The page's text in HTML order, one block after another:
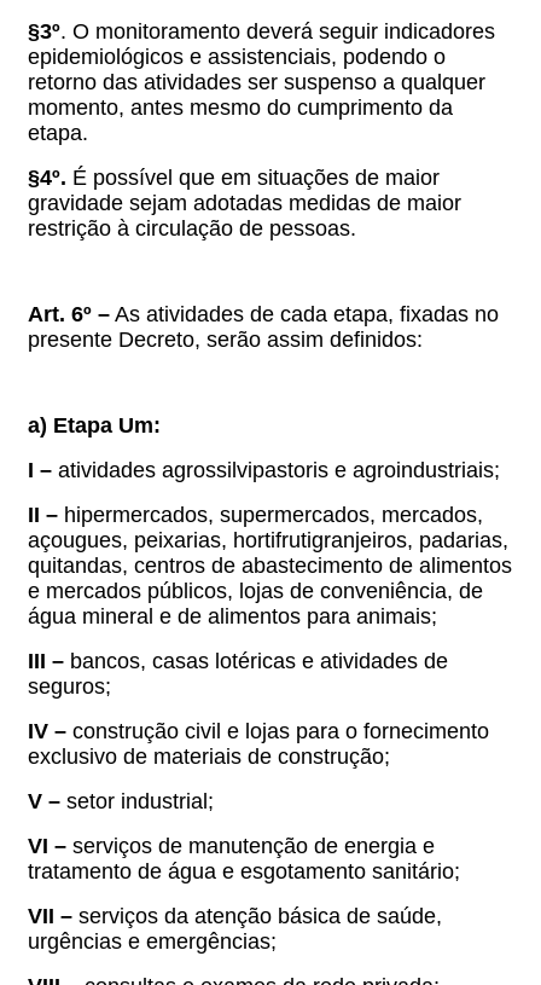
§3º. O monitoramento deverá seguir indicadores
epidemiológicos e assistenciais, podendo o
retorno das atividades ser suspenso a qualquer
momento, antes mesmo do cumprimento da
etapa.
§4º. É possível que em situações de maior
gravidade sejam adotadas medidas de maior
restrição à circulação de pessoas.
Art. 6º – As atividades de cada etapa, fixadas no
presente Decreto, serão assim definidos:
a) Etapa Um:
I – atividades agrossilvipastoris e agroindustriais;
II – hipermercados, supermercados, mercados,
açougues, peixarias, hortifrutigranjeiros, padarias,
quitandas, centros de abastecimento de alimentos
e mercados públicos, lojas de conveniência, de
água mineral e de alimentos para animais;
III – bancos, casas lotéricas e atividades de
seguros;
IV – construção civil e lojas para o fornecimento
exclusivo de materiais de construção;
V – setor industrial;
VI – serviços de manutenção de energia e
tratamento de água e esgotamento sanitário;
VII – serviços da atenção básica de saúde,
urgências e emergências;